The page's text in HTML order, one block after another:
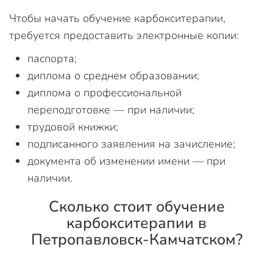
Чтобы начать обучение карбокситерапии,
требуется предоставить электронные копии:
паспорта;
диплома о среднем образовании;
диплома о профессиональной
переподготовке — при наличии;
трудовой книжки;
подписанного заявления на зачисление;
документа об изменении имени — при
наличии.
Сколько стоит обучение
карбокситерапии в
Петропавловск-Камчатском?